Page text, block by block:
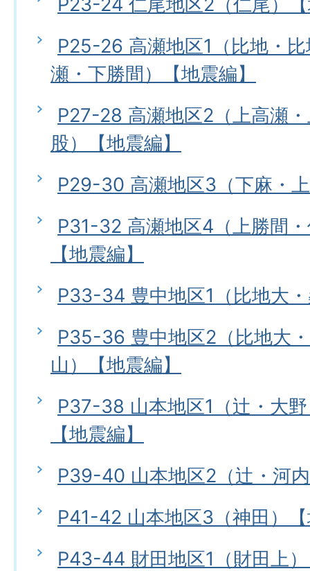
P25-26 高瀬地区1（比地・
瀬・下勝間）【地震編】
P27-28 高瀬地区2（上高瀬
股）【地震編】
P29-30 高瀬地区3（下麻・
P31-32 高瀬地区4（上勝間
【地震編】
P33-34 豊中地区1（比地大
P35-36 豊中地区2（比地大
山）【地震編】
P37-38 山本地区1（辻・大
【地震編】
P39-40 山本地区2（辻・河
P41-42 山本地区3（神田）
P43-44 財田地区1（財田上